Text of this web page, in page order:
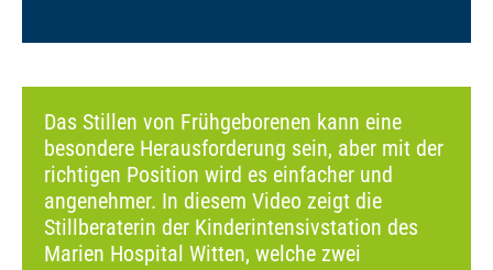
Das Stillen von Frühgeborenen kann eine
besondere Herausforderung sein, aber mit der
richtigen Position wird es einfacher und
angenehmer. In diesem Video zeigt die
Stillberaterin der Kinderintensivstation des
Marien Hospital Witten, welche zwei